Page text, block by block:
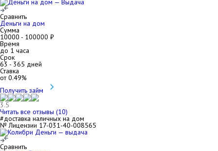
Сравнить
Деньги на дом
Сумма
10000 - 100000 ₽
Время
до 1 часа
Срок
63 - 365 дней
Ставка
от0.49%
Получить займ
3.5
Читать все отзывы (10)
#доставка наличных на дом
№ Лицензии 17-031-40-008565
Сравнить